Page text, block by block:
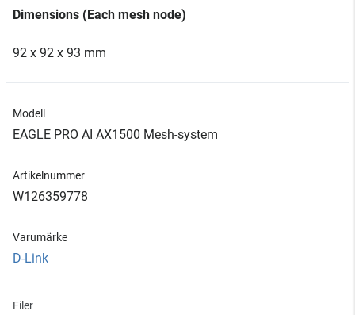
Dimensions (Each mesh node)
92 x 92 x 93 mm
Modell
EAGLE PRO AI AX1500 Mesh-system
Artikelnummer
W126359778
Varumärke
D-Link
Filer